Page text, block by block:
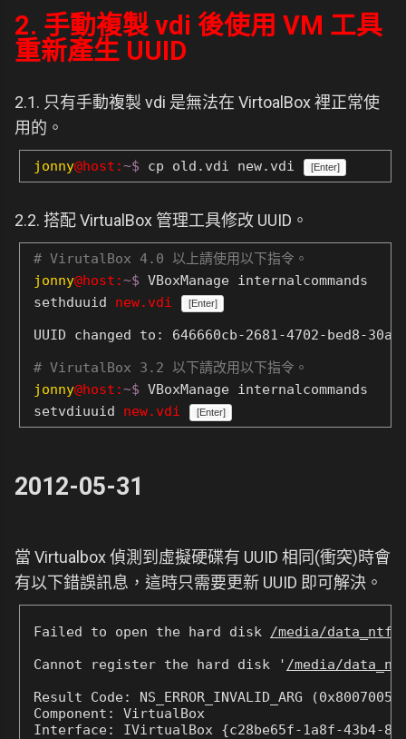
2. 手動複製 vdi 後使用 VM 工具
重新產生 UUID
2.1. 只有手動複製 vdi 是無法在 VirtoalBox 裡正常使
用的。
jonny@host:~$ cp old.vdi new.vdi [Enter]
2.2. 搭配 VirtualBox 管理工具修改 UUID。
# VirutalBox 4.0 以上請使用以下指令。
jonny@host:~$ VBoxManage internalcommands
sethduuid new.vdi [Enter]
# VirutalBox 3.2 以下請改用以下指令。
jonny@host:~$ VBoxManage internalcommands
setvdiuuid new.vdi [Enter]
2012-05-31
當 Virtualbox 偵測到虛擬硬碟有 UUID 相同(衝突)時會
有以下錯誤訊息，這時只需要更新 UUID 即可解決。
Failed to open the hard disk /media/
Cannot register the hard disk ' /media/
Result Code: NS_ERROR_INVALID_ARG
Component: VirtualBox
Interface: IVirtualBox {c28be65f-1a8f-43b4-